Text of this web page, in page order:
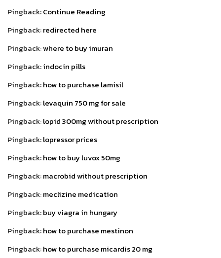
Pingback:Continue Reading
Pingback:redirected here
Pingback:where to buy imuran
Pingback:indocin pills
Pingback:how to purchase lamisil
Pingback:levaquin 750 mg for sale
Pingback:lopid 300mg without prescription
Pingback:lopressor prices
Pingback:how to buy luvox 50mg
Pingback:macrobid without prescription
Pingback:meclizine medication
Pingback:buy viagra in hungary
Pingback:how to purchase mestinon
Pingback:how to purchase micardis 20 mg